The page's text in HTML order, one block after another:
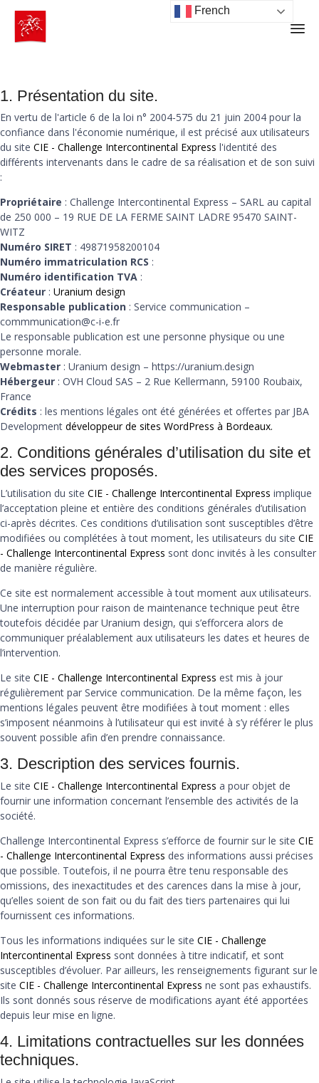
1. Présentation du site.
En vertu de l'article 6 de la loi n° 2004-575 du 21 juin 2004 pour la
confiance dans l'économie numérique, il est précisé aux utilisateurs
du site CIE - Challenge Intercontinental Express l'identité des
différents intervenants dans le cadre de sa réalisation et de son suivi
:
Propriétaire : Challenge Intercontinental Express – SARL au capital
de 250 000 – 19 RUE DE LA FERME SAINT LADRE 95470 SAINT-
WITZ
Numéro SIRET : 49871958200104
Numéro immatriculation RCS :
Numéro identification TVA :
Créateur : Uranium design
Responsable publication : Service communication –
commmunication@c-i-e.fr
Le responsable publication est une personne physique ou une
personne morale.
Webmaster : Uranium design – https://uranium.design
Hébergeur : OVH Cloud SAS – 2 Rue Kellermann, 59100 Roubaix,
France
Crédits : les mentions légales ont été générées et offertes par JBA
Development développeur de sites WordPress à Bordeaux.
2. Conditions générales d’utilisation du site et
des services proposés.
L’utilisation du site CIE - Challenge Intercontinental Express implique
l’acceptation pleine et entière des conditions générales d’utilisation
ci-après décrites. Ces conditions d’utilisation sont susceptibles d’être
modifiées ou complétées à tout moment, les utilisateurs du site CIE
- Challenge Intercontinental Express sont donc invités à les consulter
de manière régulière.
Ce site est normalement accessible à tout moment aux utilisateurs.
Une interruption pour raison de maintenance technique peut être
toutefois décidée par Uranium design, qui s’efforcera alors de
communiquer préalablement aux utilisateurs les dates et heures de
l’intervention.
Le site CIE - Challenge Intercontinental Express est mis à jour
régulièrement par Service communication. De la même façon, les
mentions légales peuvent être modifiées à tout moment : elles
s’imposent néanmoins à l’utilisateur qui est invité à s’y référer le plus
souvent possible afin d’en prendre connaissance.
3. Description des services fournis.
Le site CIE - Challenge Intercontinental Express a pour objet de
fournir une information concernant l’ensemble des activités de la
société.
Challenge Intercontinental Express s’efforce de fournir sur le site CIE
- Challenge Intercontinental Express des informations aussi précises
que possible. Toutefois, il ne pourra être tenu responsable des
omissions, des inexactitudes et des carences dans la mise à jour,
qu’elles soient de son fait ou du fait des tiers partenaires qui lui
fournissent ces informations.
Tous les informations indiquées sur le site CIE - Challenge
Intercontinental Express sont données à titre indicatif, et sont
susceptibles d’évoluer. Par ailleurs, les renseignements figurant sur le
site CIE - Challenge Intercontinental Express ne sont pas exhaustifs.
Ils sont donnés sous réserve de modifications ayant été apportées
depuis leur mise en ligne.
4. Limitations contractuelles sur les données
techniques.
French